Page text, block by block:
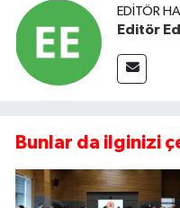
EDITÖR
Editör
Bunlar da ilginizi